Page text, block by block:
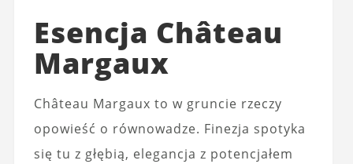
Esencja Château
Margaux
Château Margaux to w gruncie rzeczy
opowieść o równowadze. Finezja spotyka
się tu z głębią, elegancja z potencjałem